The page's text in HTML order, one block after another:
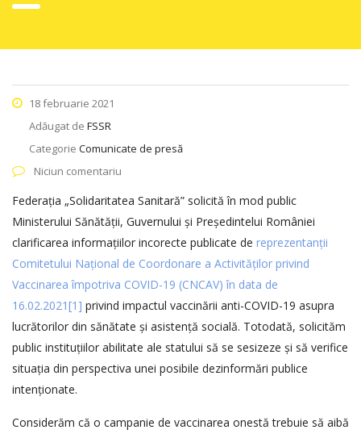
18 februarie 2021
Adăugat de FSSR
Categorie Comunicate de presă
Niciun comentariu
Federația „Solidaritatea Sanitară” solicită în mod public
Ministerului Sănătății, Guvernului și Președintelui României
clarificarea informațiilor incorecte publicate de reprezentanții
Comitetului Național de Coordonare a Activităților privind
Vaccinarea împotriva COVID-19 (CNCAV) în data de
16.02.2021[1] privind impactul vaccinării anti-COVID-19 asupra
lucrătorilor din sănătate și asistență socială. Totodată, solicităm
public instituțiilor abilitate ale statului să se sesizeze și să verifice
situația din perspectiva unei posibile dezinformări publice
intenționate.
Considerăm că o campanie de vaccinarea onestă trebuie să aibă